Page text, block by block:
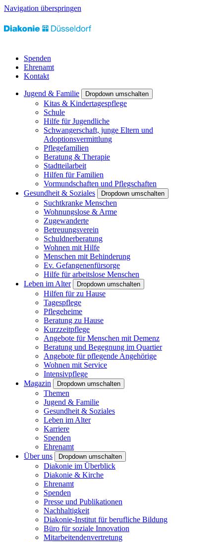
Navigation überspringen
Spenden
Ehrenamt
Kontakt
Jugend & Familie Dropdown umschalten
Kitas & Kindertagespflege
Schule
Hilfe für Jugendliche
Schwangerschaft, junge Eltern und
Adoptionsvermittlung
Pflegefamilien
Beratung & Therapie
Stadtteilarbeit
Hilfen für Familien
Vormundschaften und Pflegschaften
Gesundheit & Soziales
Dropdown umschalten
Suchtkranke Menschen
Wohnungslose & Arme
Zugewanderte
Betreuungsverein
Schuldnerberatung
Wohnen mit Hilfe
Menschen mit Behinderung
Ev. Gefangenenfürsorge
Hilfe für arbeitslose Menschen
Leben im Alter
Dropdown umschalten
Hilfen für zu Hause
Tagespflege
Pflegeheime
Beratung zu Hause
Kurzzeitpflege
Angebote für Menschen mit Demenz
Beratung und Begegnung im Quartier
Angebote für pflegende Angehörige
Wohnen mit Service
Intensivpflege
Magazin
Dropdown umschalten
Themen
Jugend & Familie
Gesundheit & Soziales
Leben im Alter
Karriere
Spenden
Ehrenamt
Über uns
Dropdown umschalten
Diakonie im Überblick
Diakonie & Kirche
Ehrenamt
Spenden
Presse und Publikationen
Nachhaltigkeit
Diakonie-Institut für berufliche Bildung
Büro für soziale Innovation
Mitarbeitendenvertretung